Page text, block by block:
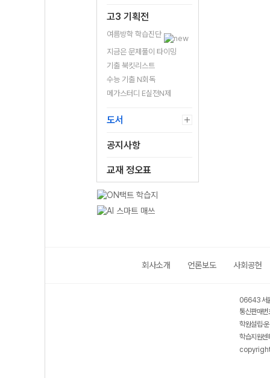
고3 기획전
여름방학 학습진단
지금은 문제풀이 타이밍
기출 북킷리스트
수능 기출 N회독
메가스터디 E실전N제
도서
공지사항
교재 정오표
회사소개 언론보도 사회공헌
06643 서
통신판매
학원설립·
학습지원